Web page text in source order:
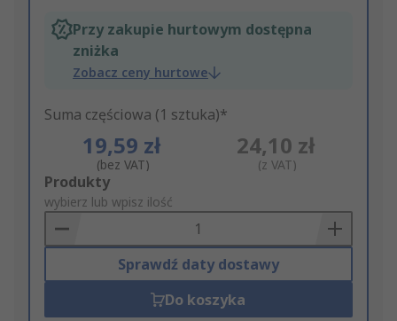
Przy zakupie hurtowym dostępna
zniżka
Zobacz ceny hurtowe
Suma częściowa (1 sztuka)*
19,59 zł
(bez VAT)
24,10 zł
(z VAT)
Add
to
Basket
Produkty
wybierz lub wpisz ilość
Sprawdź daty dostawy
Do koszyka